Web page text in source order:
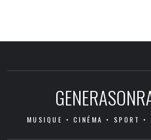
MUSIQUE • CINÉMA • SPORT •